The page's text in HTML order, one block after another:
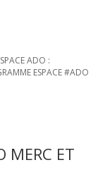
ADO :
ESPACE #ADO
MERC ET